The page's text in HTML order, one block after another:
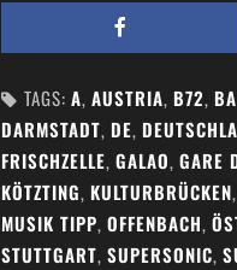
TAGS: A, AUSTRIA, B72,
DARMSTADT, DE,
FRISCHZELLE, GALAO, GARE
KÖTZTING, KULTURBRÜCKEN,
MUSIK TIPP, OFFENBACH,
STUTTGART, SUPERSONIC,